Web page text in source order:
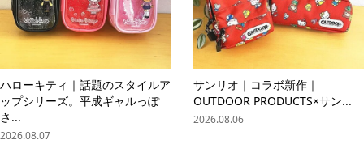
ハローキティ｜話題のスタイルア
ップシリーズ。平成ギャルっぽ
さ...
2026.08.07
サンリオ｜コラボ新作｜
OUTDOOR PRODUCTS×サン...
2026.08.06